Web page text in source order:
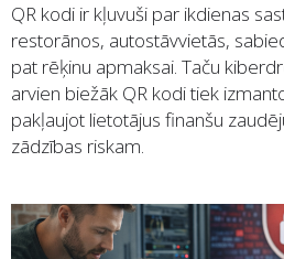
QR kodi ir kļuvuši par ikdienas
restorānos, autostāvvietās,
pat rēķinu apmaksai. Taču
arvien biežāk QR kodi tiek
pakļaujot lietotājus finanšu
zādzības riskam.